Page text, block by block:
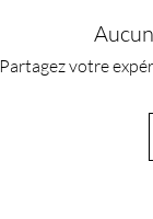
Partagez votre